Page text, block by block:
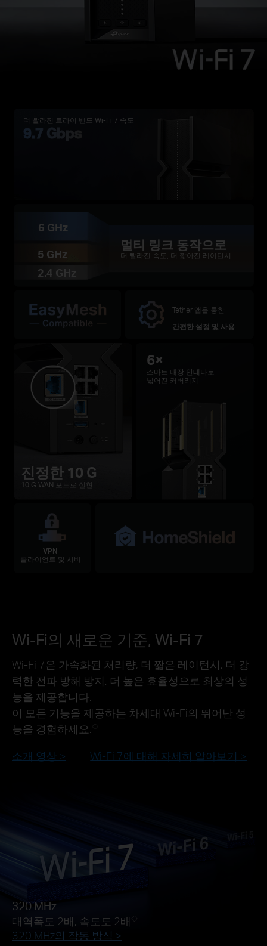
더 빨라진 트라이 밴드 Wi-Fi 7 속도
9.7 Gbps
진정한 10 G
10 G WAN 포트로 실현
6×
스마트 내장 안테나로
넓어진 커버리지
멀티 링크 동작으로
더 빨라진 속도, 더 짧아진 레이턴시
6 GHz
5 GHz
2.4 GHz
Tether 앱을 통한
간편한 설정 및 사용
VPN
클라이언트 및 서버
Wi-Fi의 새로운 기준, Wi-Fi 7
Wi-Fi 7은 가속화된 처리량, 더 짧은 레이턴시, 더 강
력한 전파 방해 방지, 더 높은 효율성으로 최상의 성
능을 제공합니다.
이 모든 기능을 제공하는 차세대 Wi-Fi의 뛰어난 성
능을 경험하세요. ◇
소개 영상 > Wi-Fi 7에 대해 자세히 알아보기 >
320 MHz
대역폭도 2배, 속도도 2배 ◇
320 MHz의 작동 방식 >